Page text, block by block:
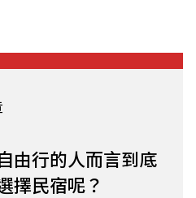
由行的人而言到底
擇民宿呢？